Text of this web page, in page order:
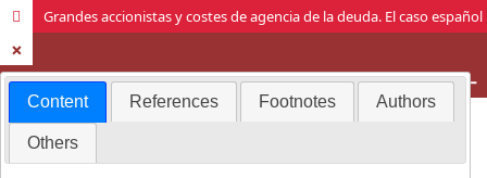
Grandes accionistas y costes de agencia de la deuda. El caso español